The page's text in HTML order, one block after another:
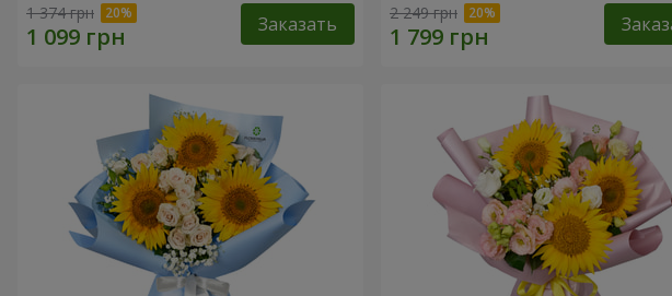
1 374 грн Заказать 2 249 грн